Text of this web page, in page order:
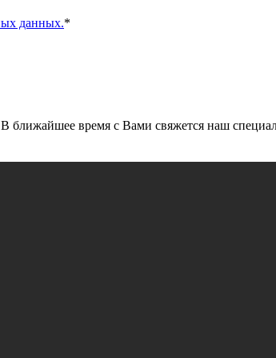
данных.*
ближайшее время с Вами свяжется наш